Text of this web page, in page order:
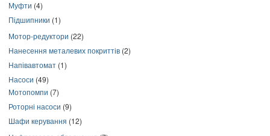
Муфти (4)
Підшипники (1)
Мотор-редуктори (22)
Нанесення металевих покриттів (2)
Напівавтомат (1)
Насоси (49)
Мотопомпи (7)
Роторні насоси (9)
Шафи керування (12)